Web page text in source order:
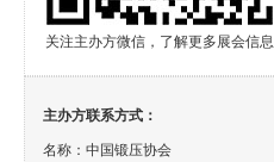
关注主办方微信，了解更多展会信息
主办方联系方式：
名称：中国锻压协会